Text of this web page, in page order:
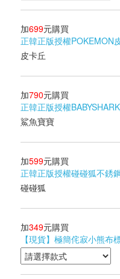
加699元購買
正韓正版授權POKEMON
皮卡丘
加790元購買
正韓正版授權
鯊魚寶寶
加599元購買
正韓正版授權碰碰狐不銹
碰碰狐
加349元購買
【現貨】極簡侘寂小熊布